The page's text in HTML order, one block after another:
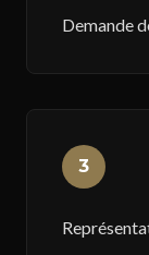
Demande
3